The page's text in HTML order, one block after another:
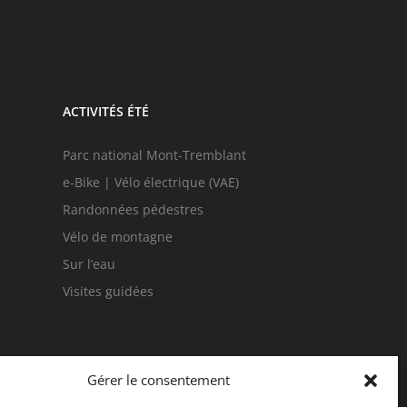
Gérer le consentement
ACTIVITÉS ÉTÉ
Parc national Mont-Tremblant
e-Bike | Vélo électrique (VAE)
Randonnées pédestres
Vélo de montagne
Sur l’eau
Visites guidées